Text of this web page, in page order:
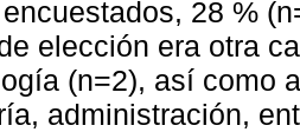
28 %
elección era otra
(n=2), así como
administración,